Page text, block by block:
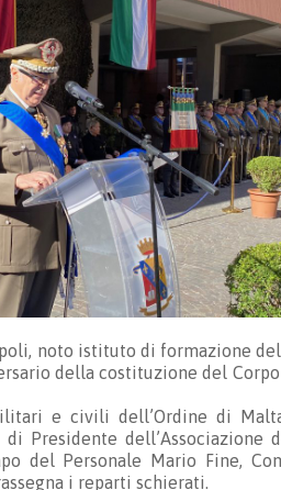
noto istituto di formazione
della costituzione del
e civili dell’Ordine di
Presidente dell’Associazione
del Personale Mario Fine,
i reparti schierati.